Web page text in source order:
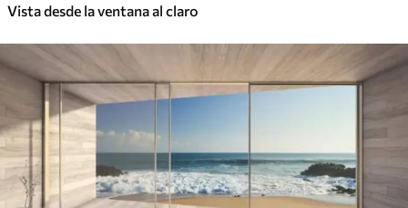
Vista desde la ventana al claro